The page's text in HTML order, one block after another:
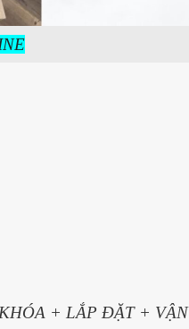
+ LẮP ĐẶT + VẬN